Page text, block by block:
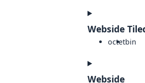
Webside
octetbin
Webside